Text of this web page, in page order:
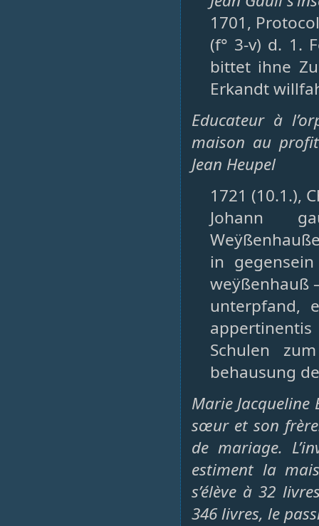
1701,
(f° 3-v) d. 1.
bittet ihne
Erkandt
Educateur à
maison au
Jean Heupel
1721 (10.1.),
Johann
in
weÿßenhauß
unterpfand,
Schulen
behausung
Marie
sœur et son
de mariage.
estiment la
s’élève à 32
346 livres, le